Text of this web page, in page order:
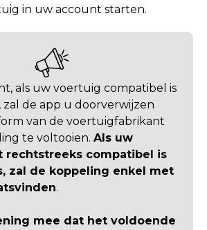
in uw account starten.
als uw voertuig compatibel is
de app u doorverwijzen
van de voertuigfabrikant
te voltooien. Als uw
rechtstreeks compatibel is
zal de koppeling enkel met
.
mee dat het voldoende